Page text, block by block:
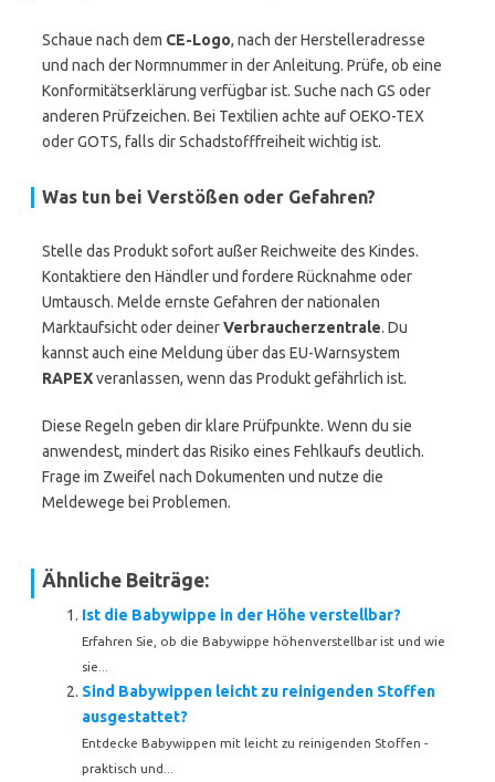
Schaue nach dem CE-Logo, nach der Herstelleradresse
und nach der Normnummer in der Anleitung. Prüfe, ob eine
Konformitätserklärung verfügbar ist. Suche nach GS oder
anderen Prüfzeichen. Bei Textilien achte auf OEKO-TEX
oder GOTS, falls dir Schadstofffreiheit wichtig ist.
Was tun bei Verstößen oder Gefahren?
Stelle das Produkt sofort außer Reichweite des Kindes.
Kontaktiere den Händler und fordere Rücknahme oder
Umtausch. Melde ernste Gefahren der nationalen
Marktaufsicht oder deinerVerbraucherzentrale. Du
kannst auch eine Meldung über das EU-Warnsystem
RAPEXveranlassen, wenn das Produkt gefährlich ist.
Diese Regeln geben dir klare Prüfpunkte. Wenn du sie
anwendest, mindert das Risiko eines Fehlkaufs deutlich.
Frage im Zweifel nach Dokumenten und nutze die
Meldewege bei Problemen.
Ähnliche Beiträge:
Ist die Babywippe in der Höhe verstellbar?
Erfahren Sie, ob die Babywippe höhenverstellbar ist und wie
sie...
Sind Babywippen leicht zu reinigenden Stoffen
ausgestattet?
Entdecke Babywippen mit leicht zu reinigenden Stoffen -
praktisch und...